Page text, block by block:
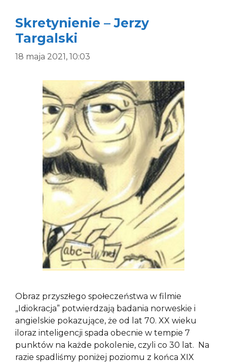
Skretynienie – Jerzy
Targalski
18 maja 2021, 10:03
Obraz przyszłego społeczeństwa w filmie
„Idiokracja” potwierdzają badania norweskie i
angielskie pokazujące, że od lat 70. XX wieku
iloraz inteligencji spada obecnie w tempie 7
punktów na każde pokolenie, czyli co 30 lat. Na
razie spadliśmy poniżej poziomu z końca XIX